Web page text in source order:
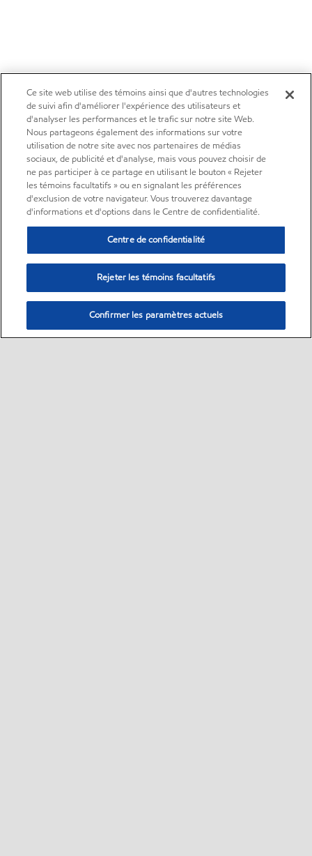
Ce site web utilise des témoins ainsi que d'autres technologies
de suivi afin d'améliorer l'expérience des utilisateurs et
d'analyser les performances et le trafic sur notre site Web.
Nous partageons également des informations sur votre
utilisation de notre site avec nos partenaires de médias
sociaux, de publicité et d'analyse, mais vous pouvez choisir de
ne pas participer à ce partage en utilisant le bouton « Rejeter
les témoins facultatifs » ou en signalant les préférences
d'exclusion de votre navigateur. Vous trouverez davantage
d'informations et d'options dans le Centre de confidentialité.
Centre de confidentialité
Rejeter les témoins facultatifs
Confirmer les paramètres actuels